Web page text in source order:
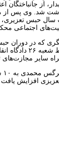
سال حبس تعزیری،
اجتماعی
که در دوران
در مهر ماه سال
سایر مجازت‌های